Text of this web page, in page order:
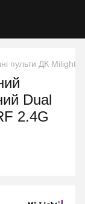
пульти ДК Milight
Dual
2.4G